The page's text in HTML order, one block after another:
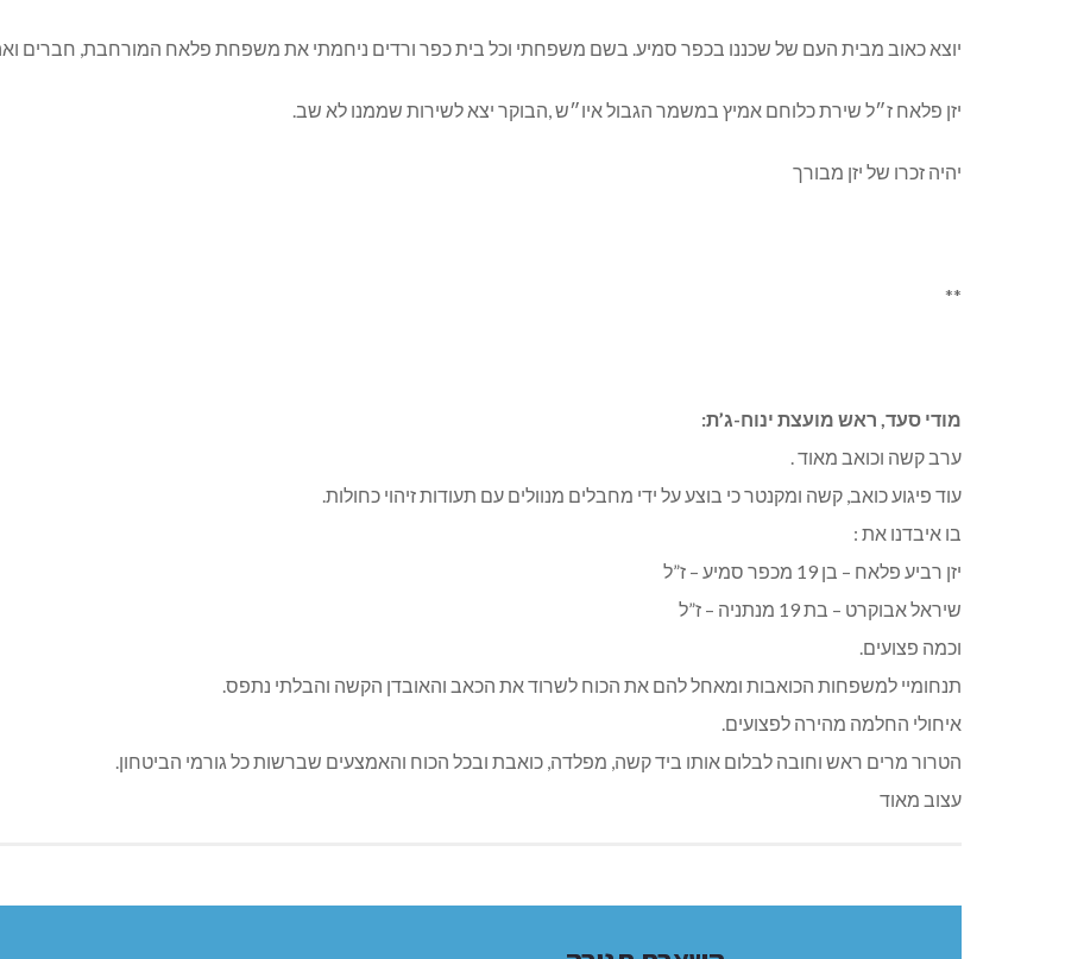
יוצא כאוב מבית העם של שכננו בכפר סמיע. בשם משפחתי וכל בית כפר ורדים ניחמתי את משפחת פלאח המורחבת, חברים
יזן פלאח ז״ל שירת כלוחם אמיץ במשמר הגבול איו״ש ,הבוקר יצא לשירות שממנו לא שב.
יהיה זכרו של יזן מבורך
**
מודי סעד, ראש מועצת ינוח-ג’ת:
ערב קשה וכואב מאוד .
עוד פיגוע כואב, קשה ומקנטר כי בוצע על ידי מחבלים מנוולים עם תעודות זיהוי כחולות.
בו איבדנו את :
יזן רביע פלאח – בן 19 מכפר סמיע – ז”ל
שיראל אבוקרט – בת 19 מנתניה – ז”ל
וכמה פצועים.
תנחומיי למשפחות הכואבות ומאחל להם את הכוח לשרוד את הכאב והאובדן הקשה והבלתי נתפס.
איחולי החלמה מהירה לפצועים.
הטרור מרים ראש וחובה לבלום אותו ביד קשה, מפלדה, כואבת ובכל הכוח והאמצעים שברשות כל גורמי הביטחון.
עצוב מאוד